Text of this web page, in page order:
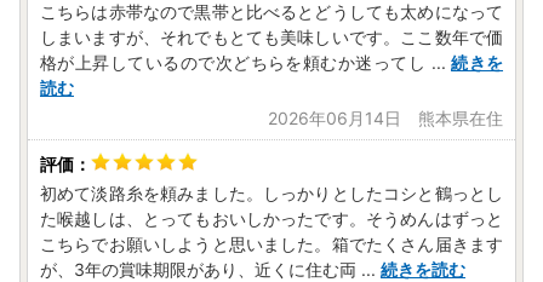
こちらは赤帯なので黒帯と比べるとどうしても太めになって
しまいますが、それでもとても美味しいです。ここ数年で価
格が上昇しているので次どちらを頼むか迷ってし ... 続きを
読む
2026年06月14日 熊本県在住
初めて淡路糸を頼みました。しっかりとしたコシと鶴っとし
た喉越しは、とってもおいしかったです。そうめんはずっと
こちらでお願いしようと思いました。箱でたくさん届きます
が、3年の賞味期限があり、近くに住む両 ... 続きを読む